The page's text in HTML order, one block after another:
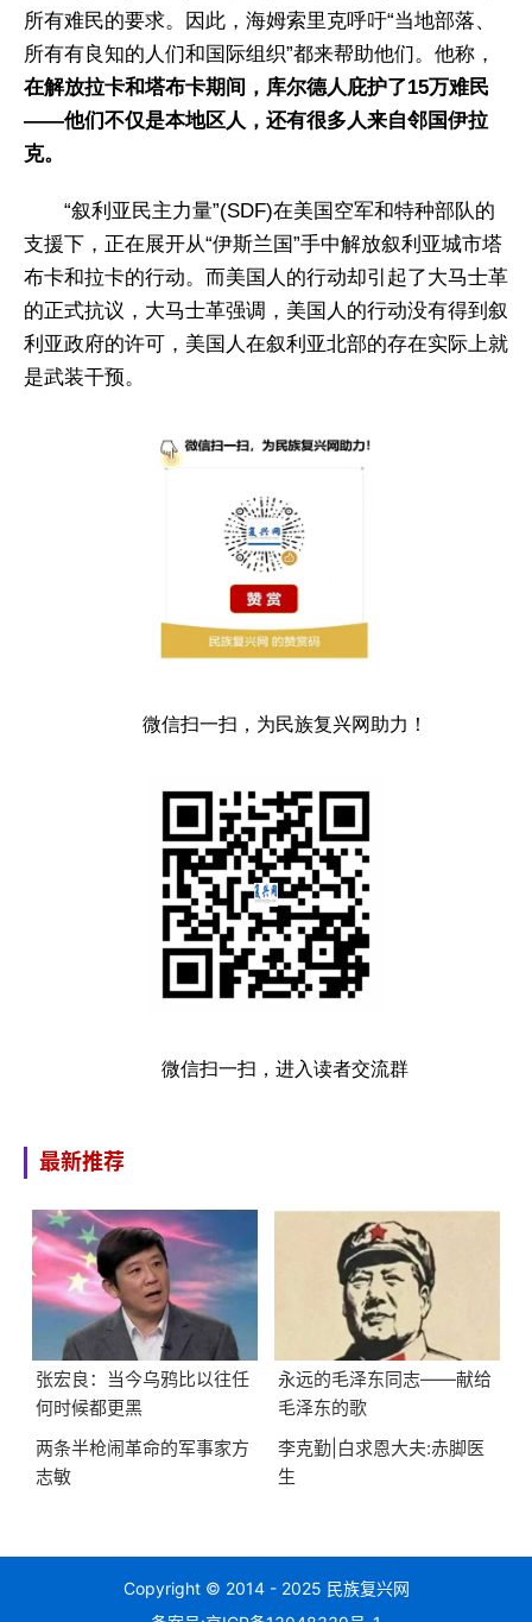
所有难民的要求。因此，海姆索里克呼吁“当地部落、
所有有良知的人们和国际组织”都来帮助他们。他称，
在解放拉卡和塔布卡期间，库尔德人庇护了15万难民
——他们不仅是本地区人，还有很多人来自邻国伊拉
克。
“叙利亚民主力量”(SDF)在美国空军和特种部队的
支援下，正在展开从“伊斯兰国”手中解放叙利亚城市塔
布卡和拉卡的行动。而美国人的行动却引起了大马士革
的正式抗议，大马士革强调，美国人的行动没有得到叙
利亚政府的许可，美国人在叙利亚北部的存在实际上就
是武装干预。
微信扫一扫，为民族复兴网助力！
微信扫一扫，进入读者交流群
最新推荐
张宏良：当今乌鸦比以往任
何时候都更黑
永远的毛泽东同志——献给
毛泽东的歌
两条半枪闹革命的军事家方
志敏
李克勤|白求恩大夫:赤脚医
生
Copyright © 2014 - 2025 民族复兴网